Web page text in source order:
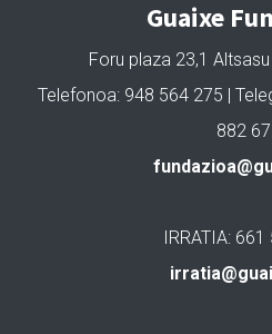
Guaixe
Foru plaza 23,1
Telefonoa: 948 564 275 |
882
IRRATIA: